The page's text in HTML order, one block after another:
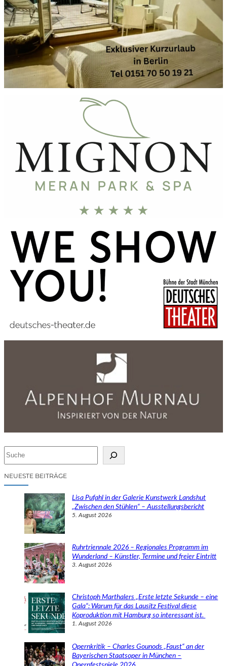
NEUESTE BEITRÄGE
Lisa Pufahl in der Galerie Kunstwerk Landshut
„Zwischen den Stühlen“ – Ausstellungsbericht
5. August 2026
Ruhrtriennale 2026 – Regionales Programm im
Wunderland – Künstler, Termine und freier Eintritt
3. August 2026
Christoph Marthalers „Erste letzte Sekunde – eine
Gala“: Warum für das Lausitz Festival diese
Koproduktion mit Hamburg so interessant ist.
1. August 2026
Opernkritik – Charles Gounods „Faust“ an der
Bayerischen Staatsoper in München –